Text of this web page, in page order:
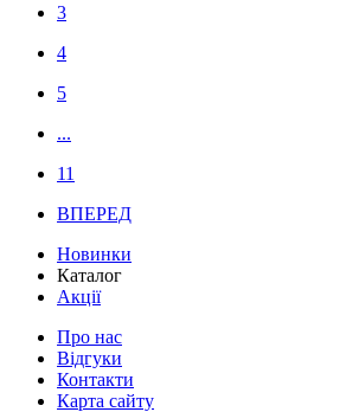
3
4
5
...
11
ВПЕРЕД
Новинки
Каталог
Акції
Про нас
Відгуки
Контакти
Карта сайту